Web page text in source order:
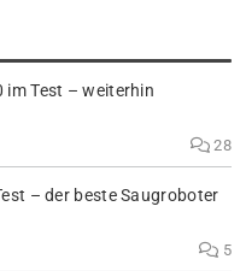
im Test – weiterhin
28
– der beste Saugroboter
5